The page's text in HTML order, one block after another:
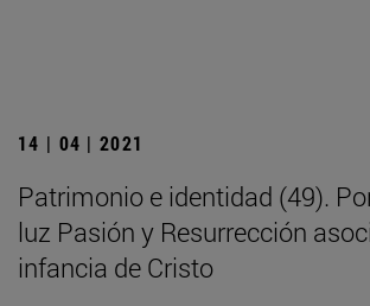
14 | 04 | 2021
Patrimonio e identidad (49).
luz Pasión y Resurrección
infancia de Cristo